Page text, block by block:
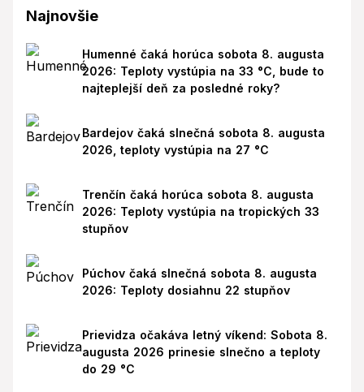
Najnovšie
Humenné čaká horúca sobota 8. augusta
2026: Teploty vystúpia na 33 °C, bude to
najteplejší deň za posledné roky?
Bardejov čaká slnečná sobota 8. augusta
2026, teploty vystúpia na 27 °C
Trenčín čaká horúca sobota 8. augusta
2026: Teploty vystúpia na tropických 33
stupňov
Púchov čaká slnečná sobota 8. augusta
2026: Teploty dosiahnu 22 stupňov
Prievidza očakáva letný víkend: Sobota 8.
augusta 2026 prinesie slnečno a teploty
do 29 °C